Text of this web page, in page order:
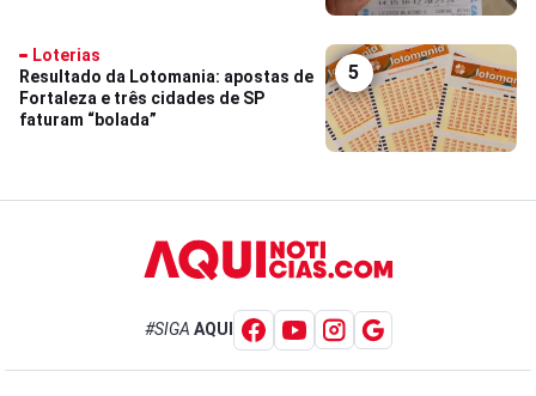
5
Loterias
Resultado da Lotomania: apostas de
Fortaleza e três cidades de SP
faturam “bolada”
#SIGA AQUI